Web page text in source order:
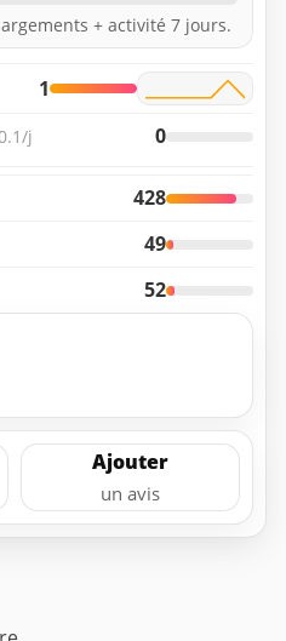
+ activité 7 jours.
1
j 0
428
49
52
Ajouter
un avis